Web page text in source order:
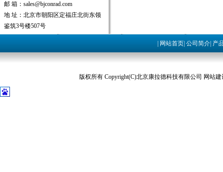
邮 箱：sales@bjconrad.com
地 址：北京市朝阳区定福庄北街东领
鉴筑3号楼507号
网站首页| 公司简介| 产
版权所有 Copyright(C)北京康拉德科技有限公司 网站建